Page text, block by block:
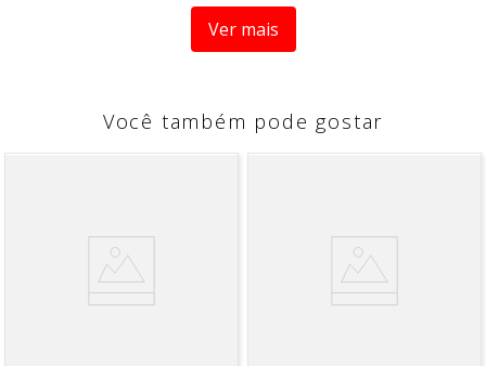
funcionalidade e versatilidade.
As linhas Servir, Organizar, Higienizar, Baby e Decorar
foram pensadas para garantir mais praticidade ao dia a
Porta Detergente Transparente Preto Translucido
possui um design moderno e arrojado, ideal
para organizar e deixar a sua cozinha cheia de estilo. É
CARACTERÍSTICAS
- Transparência
- Material 100% reciclável e atóxico
Ver mais
Você também pode gostar